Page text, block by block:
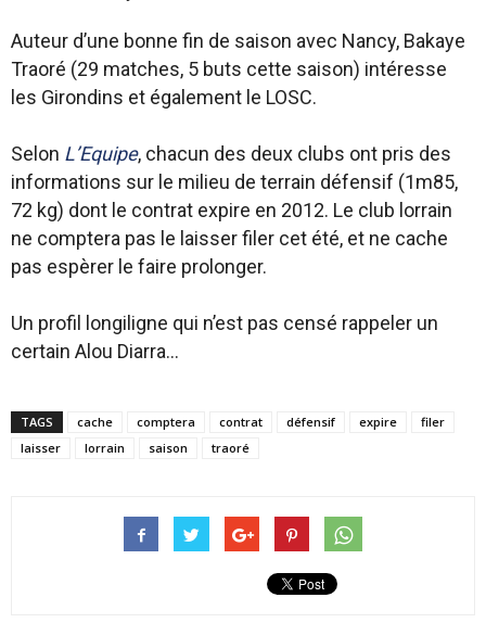
Auteur d’une bonne fin de saison avec Nancy, Bakaye
Traoré (29 matches, 5 buts cette saison) intéresse
les Girondins et également le LOSC.
Selon L’Equipe, chacun des deux clubs ont pris des
informations sur le milieu de terrain défensif (1m85,
72 kg) dont le contrat expire en 2012. Le club lorrain
ne comptera pas le laisser filer cet été, et ne cache
pas espèrer le faire prolonger.
Un profil longiligne qui n’est pas censé rappeler un
certain Alou Diarra…
TAGS cache comptera contrat défensif expire
filer
laisser
lorrain saison traoré